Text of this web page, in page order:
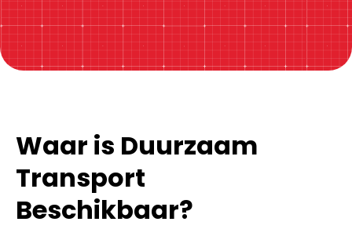
Waar is Duurzaam
Transport
Beschikbaar?